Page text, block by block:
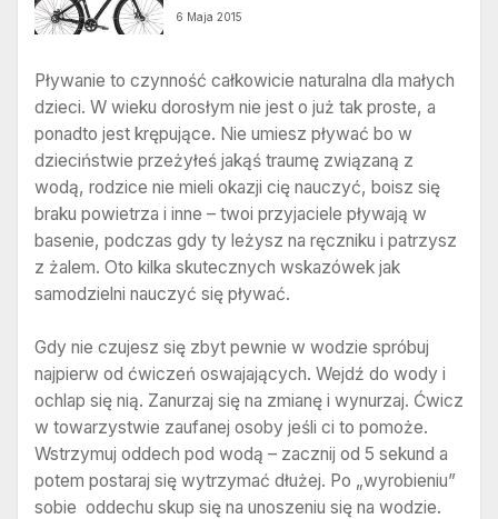
6 Maja 2015
Pływanie to czynność całkowicie naturalna dla małych
dzieci. W wieku dorosłym nie jest o już tak proste, a
ponadto jest krępujące. Nie umiesz pływać bo w
dzieciństwie przeżyłeś jakąś traumę związaną z
wodą, rodzice nie mieli okazji cię nauczyć, boisz się
braku powietrza i inne – twoi przyjaciele pływają w
basenie, podczas gdy ty leżysz na ręczniku i patrzysz
z żalem. Oto kilka skutecznych wskazówek jak
samodzielni nauczyć się pływać.
Gdy nie czujesz się zbyt pewnie w wodzie spróbuj
najpierw od ćwiczeń oswajających. Wejdź do wody i
ochlap się nią. Zanurzaj się na zmianę i wynurzaj. Ćwicz
w towarzystwie zaufanej osoby jeśli ci to pomoże.
Wstrzymuj oddech pod wodą – zacznij od 5 sekund a
potem postaraj się wytrzymać dłużej. Po „wyrobieniu”
sobie oddechu skup się na unoszeniu się na wodzie.